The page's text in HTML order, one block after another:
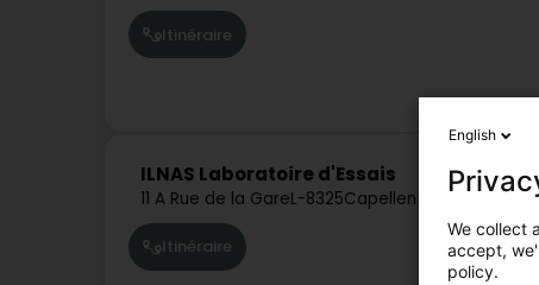
Itinéraire
ILNAS Laboratoire d'Essais
11 A Rue de la GareL-8325Capellen (Kapellen)
Itinéraire
English
We collect
accept,
policy.